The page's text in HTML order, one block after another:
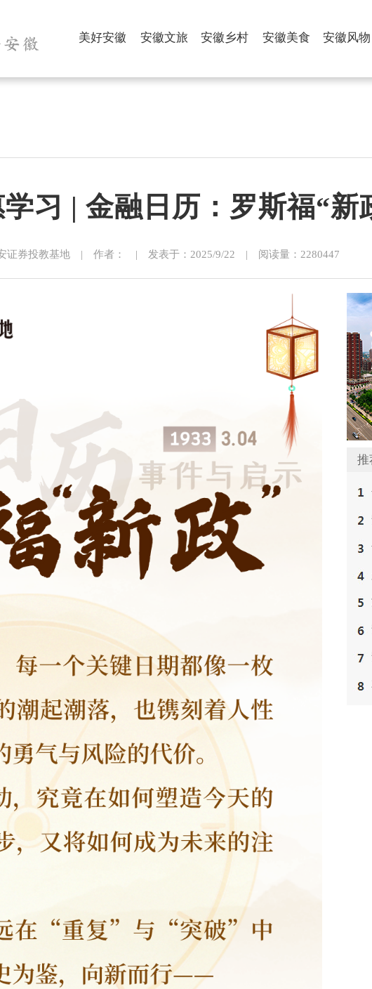
美好安徽 安徽文旅 安徽乡村 安徽美食 安徽风物
习 | 金融日历：罗斯福“新
证券投教基地 | 作者： | 发表于：2025/9/22 | 阅读量：2280447
推